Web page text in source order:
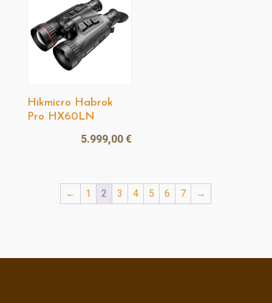
Hikmicro Habrok
Pro HX60LN
5.999,00€
← 1 2 3 4 5 6 7 →